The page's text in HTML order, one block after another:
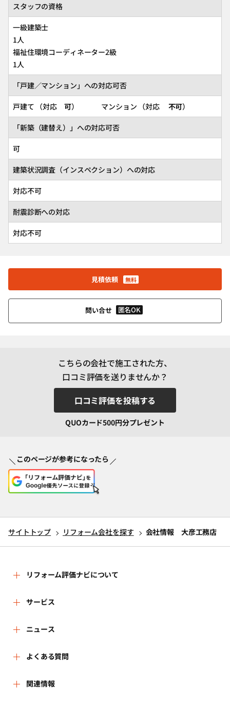
スタッフの資格
一級建築士
1人
福祉住環境コーディネーター2級
1人
「戸建／マンション」への対応可否
戸建て （対応 可） マンション （対応 不可）
「新築（建替え）」への対応可否
可
建築状況調査（インスペクション）への対応
対応不可
耐震診断への対応
対応不可
見積依頼 無料
問い合せ 匿名OK
こちらの会社で施工された方、
口コミ評価を送りませんか？
口コミ評価を投稿する
QUOカード500円分プレゼント
このページが参考になったら
サイトトップ リフォーム会社を探す 会社情報 大彦工務店
リフォーム評価ナビについて
リフォーム評価ナビとは
運営体制
はじめての方へ
事務局へのお問い合せ
サービス
リフォーム会社を探す
リフォーム事例を見る
リフォームを相談する
ニュース
新着情報
講習会・セミナー
よくある質問
よくある質問
関連情報